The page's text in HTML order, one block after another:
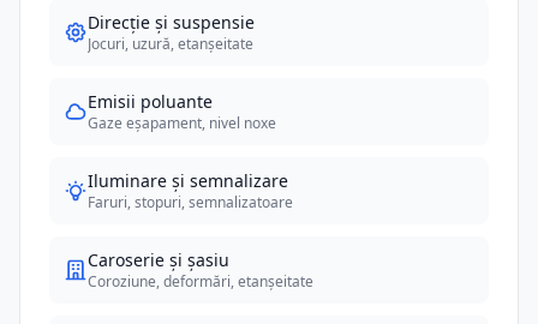
Direcție și suspensie
Jocuri, uzură, etanșeitate
Emisii poluante
Gaze eșapament, nivel noxe
Iluminare și semnalizare
Faruri, stopuri, semnalizatoare
Caroserie și șasiu
Coroziune, deformări, etanșeitate